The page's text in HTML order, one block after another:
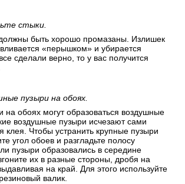
стыки.
быть хорошо промазаны. Излишек
«перышком» и убирается
сделали верно, то у вас получится
пузыри на обоях.
на обоях могут образоваться воздушные
воздушные пузыри исчезают сами
клея. Чтобы устранить крупные пузыри
угол обоев и разгладьте полосу
пузыри образовались в середине
их в разные стороны, дробя на
на край. Для этого используйте
валик.